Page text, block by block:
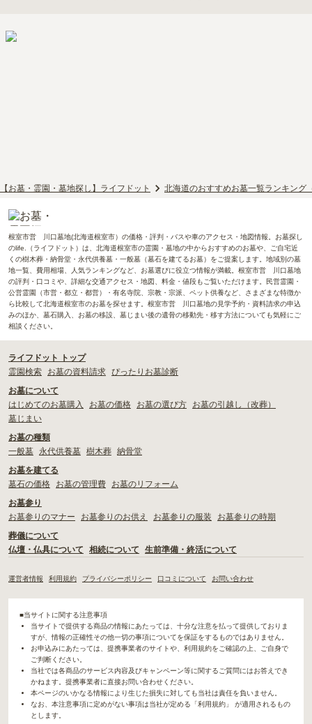
【お墓・霊園・墓地探し】ライフドット 北海道のおすすめお墓一覧ランキング
根室市営 川口墓地(北海道根室市）の価格・評判・バスや車のアクセス・地図情報。お墓探し
のlife.（ライフドット）は、北海道根室市の霊園・墓地の中からおすすめのお墓や、ご自宅近
くの樹木葬・納骨堂・永代供養墓・一般墓（墓石を建てるお墓）をご提案します。地域別の墓
地一覧、費用相場、人気ランキングなど、お墓選びに役立つ情報が満載。根室市営 川口墓地
の評判・口コミや、詳細な交通アクセス・地図、料金・値段もご覧いただけます。民営霊園・
公営霊園（市営・都立・都営）・有名寺院、宗教・宗派、ペット供養など、さまざまな特徴か
ら比較して北海道根室市のお墓を探せます。根室市営 川口墓地の見学予約・資料請求の申込
みのほか、墓石購入、お墓の移設、墓じまい後の遺骨の移動先・移す方法についても気軽にご
相談ください。
ライフドット トップ
霊園検索
お墓の資料請求 ぴったりお墓診断
お墓について
はじめてのお墓購入
お墓の価格 お墓の選び方
お墓の引越し（改葬）
墓じまい
お墓の種類
一般墓
永代供養墓 樹木葬 納骨堂
お墓を建てる
墓石の価格
お墓の管理費
お墓のリフォーム
お墓参り
お墓参りのマナー
お墓参りのお供え お墓参りの服装
お墓参りの時期
葬儀について
仏壇・仏具について
相続について 生前準備・終活について
運営者情報 利用規約 プライバシーポリシー 口コミについて お問い合わせ
■当サイトに関する注意事項
当サイトで提供する商品の情報にあたっては、十分な注意を払って提供しておりま
すが、情報の正確性その他一切の事項についてを保証をするものではありません。
お申込みにあたっては、提携事業者のサイトや、利用規約をご確認の上、ご自身で
ご判断ください。
当社では各商品のサービス内容及びキャンペーン等に関するご質問にはお答えでき
かねます。提携事業者に直接お問い合わせください。
本ページのいかなる情報により生じた損失に対しても当社は責任を負いません。
なお、本注意事項に定めがない事項は当社が定める「利用規約」 が適用されるもの
とします。